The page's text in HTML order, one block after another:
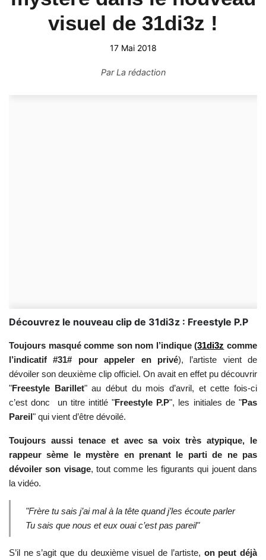
visuel de 31di3z !
17 Mai 2018
ParLa rédaction
Découvrez le nouveau clip de 31di3z : Freestyle P.P
Toujours masqué comme son nom l’indique (31di3z comme
l’indicatif #31# pour appeler en privé), l’artiste vient de
dévoiler son deuxième clip officiel. On avait en effet pu découvrir
"Freestyle Barillet" au début du mois d’avril, et cette fois-ci
c’est donc un titre intitlé "Freestyle P.P", les initiales de "Pas
Pareil " qui vient d’être dévoilé.
Toujours aussi tenace et avec sa voix très atypique, le
rappeur sème le mystère en prenant le parti de ne pas
dévoiler son visage, tout comme les figurants qui jouent dans
la vidéo.
"Frère tu sais j’ai mal à la tête quand j’les écoute parler
Tu sais que nous et eux ouai c’est pas pareil"
S’il ne s’agit que du deuxième visuel de l’artiste, on peut déjà